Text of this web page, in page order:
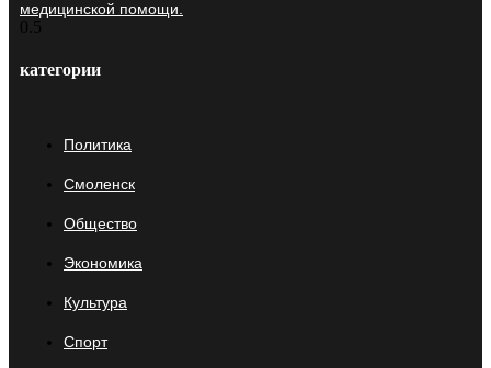
медицинской помощи.
категории
Политика
Смоленск
Общество
Экономика
Культура
Спорт